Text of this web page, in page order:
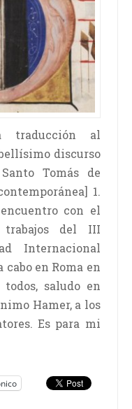
traducción al
discurso
Tomás de
1.
con el
del III
Internacional
en Roma en
todos, saludo en
Hamer, a los
Es para mi